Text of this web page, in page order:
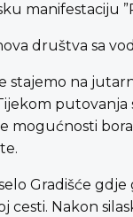
manifestaciju
društva sa
stajemo na
mogućnosti
Gradišće
cesti. Nakon